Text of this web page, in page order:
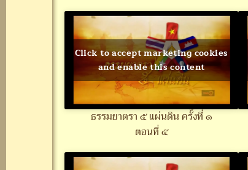
Click to accept marketing cookies
and enable this content
ธรรมยาตรา ๕ แผ่นดิน ครั้งที่ ๑
ตอนที่ ๕